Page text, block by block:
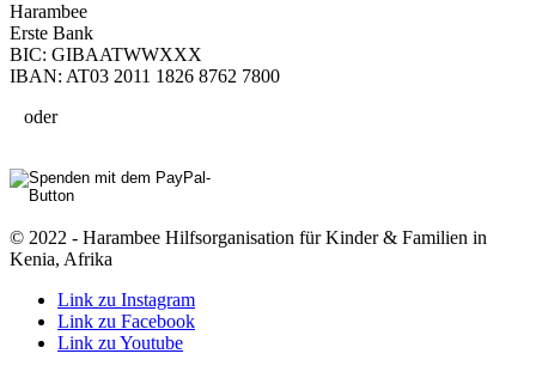
Harambee
Erste Bank
BIC: GIBAATWWXXX
IBAN: AT03 2011 1826 8762 7800
oder
© 2022 - Harambee Hilfsorganisation für Kinder & Familien in
Kenia, Afrika
Link zu Instagram
Link zu Facebook
Link zu Youtube